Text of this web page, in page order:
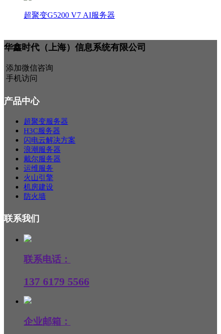
超聚变G5200 V7 AI服务器
华鑫时代（上海）信息系统有限公司
添加微信咨询
手机访问
产品中心
超聚变服务器
H3C服务器
闪电云解决方案
浪潮服务器
戴尔服务器
运维服务
火山引擎
机房建设
防火墙
联系我们
联系电话：
137 6179 5566
企业邮箱：